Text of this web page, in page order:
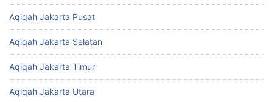
Aqiqah Jakarta Pusat
Aqiqah Jakarta Selatan
Aqiqah Jakarta Timur
Aqiqah Jakarta Utara